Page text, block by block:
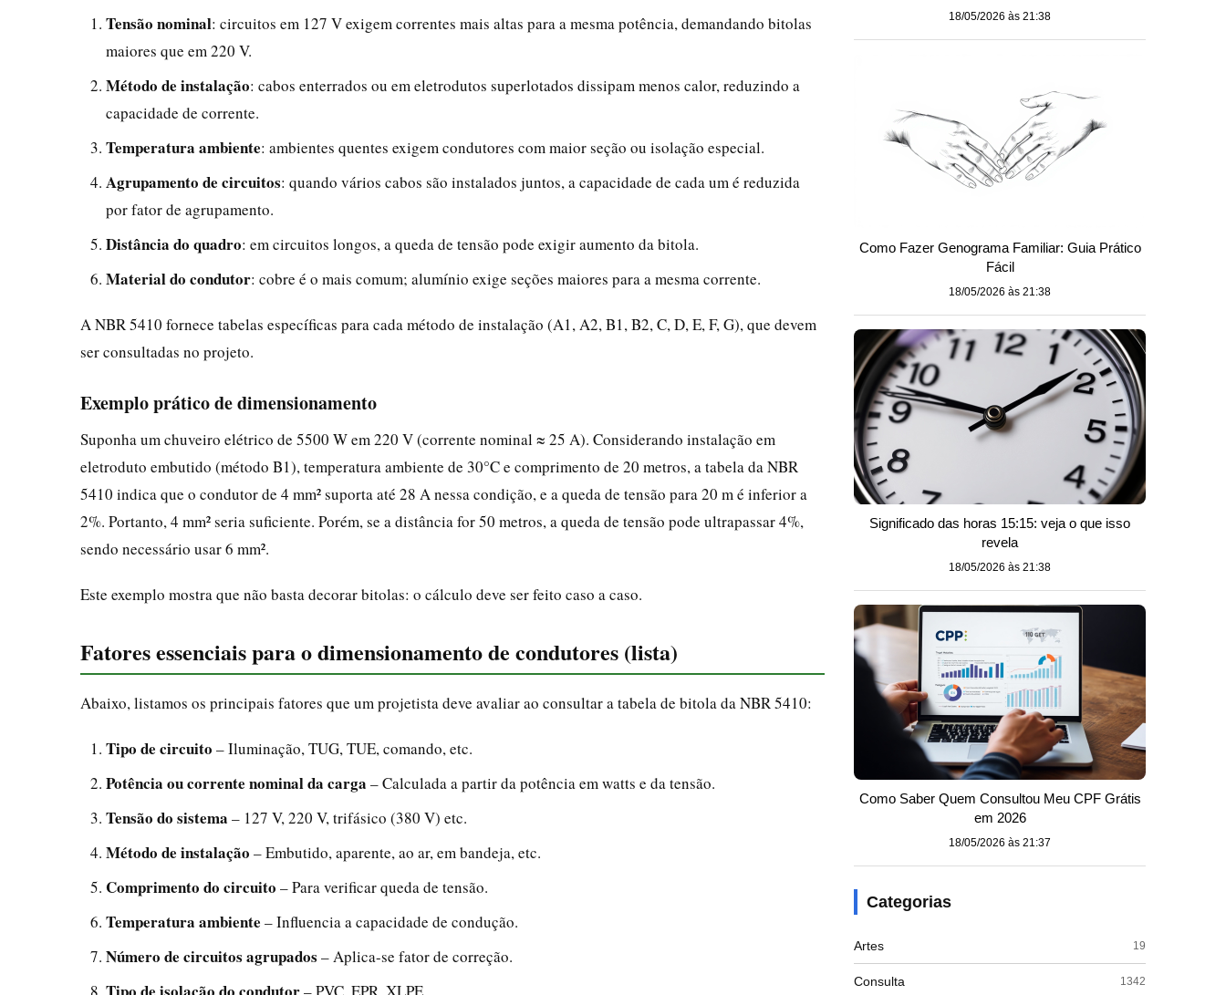
Tensão nominal: circuitos em 127 V exigem correntes mais altas para a mesma potência, demandando bitolas
maiores que em 220 V.
Método de instalação: cabos enterrados ou em eletrodutos superlotados dissipam menos calor, reduzindo a
capacidade de corrente.
Temperatura ambiente: ambientes quentes exigem condutores com maior seção ou isolação especial.
Agrupamento de circuitos: quando vários cabos são instalados juntos, a capacidade de cada um é reduzida
por fator de agrupamento.
Distância do quadro: em circuitos longos, a queda de tensão pode exigir aumento da bitola.
Material do condutor: cobre é o mais comum; alumínio exige seções maiores para a mesma corrente.
A NBR 5410 fornece tabelas específicas para cada método de instalação (A1, A2, B1, B2, C, D, E, F, G), que devem
ser consultadas no projeto.
Exemplo prático de dimensionamento
Suponha um chuveiro elétrico de 5500 W em 220 V (corrente nominal ≈ 25 A). Considerando instalação em
eletroduto embutido (método B1), temperatura ambiente de 30°C e comprimento de 20 metros, a tabela da NBR
5410 indica que o condutor de 4 mm² suporta até 28 A nessa condição, e a queda de tensão para 20 m é inferior a
2%. Portanto, 4 mm² seria suficiente. Porém, se a distância for 50 metros, a queda de tensão pode ultrapassar 4%,
sendo necessário usar 6 mm².
Este exemplo mostra que não basta decorar bitolas: o cálculo deve ser feito caso a caso.
Fatores essenciais para o dimensionamento de condutores (lista)
Abaixo, listamos os principais fatores que um projetista deve avaliar ao consultar a tabela de bitola da NBR 5410:
Tipo de circuito – Iluminação, TUG, TUE, comando, etc.
Potência ou corrente nominal da carga – Calculada a partir da potência em watts e da tensão.
Tensão do sistema – 127 V, 220 V, trifásico (380 V) etc.
Método de instalação – Embutido, aparente, ao ar, em bandeja, etc.
Comprimento do circuito – Para verificar queda de tensão.
Temperatura ambiente – Influencia a capacidade de condução.
Número de circuitos agrupados – Aplica-se fator de correção.
– PVC, EPR, XLPE.
18/05/2026 às 21:38
Como Fazer Genograma Familiar: Guia Prático
Fácil
18/05/2026 às 21:38
Significado das horas 15:15: veja o que isso
revela
18/05/2026 às 21:38
Como Saber Quem Consultou Meu CPF Grátis
em 2026
18/05/2026 às 21:37
Categorias
Artes 19
Consulta 1342